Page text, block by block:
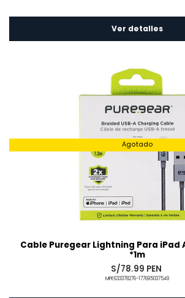
Ver detalles
Agotado
Cable Puregear Lightning Para iPad
*1m
S/78.99 PEN
MPE633378276-177695037549